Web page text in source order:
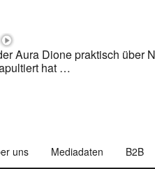
Aura Dione praktisch über
hat …
uns Mediadaten B2B